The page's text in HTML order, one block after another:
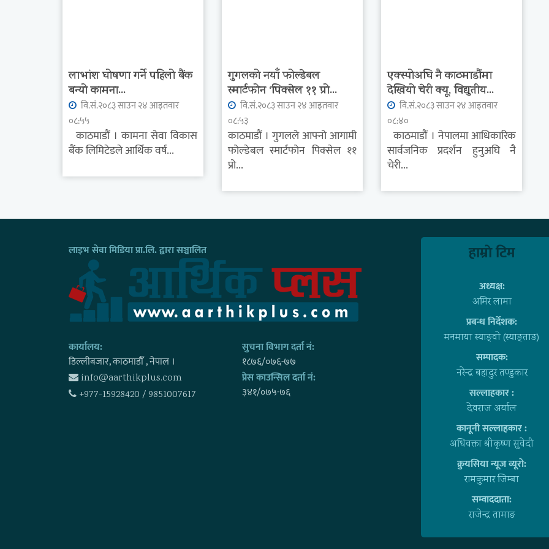
लाभांश घोषणा गर्ने पहिलो बैंक
बन्यो कामना...
वि.सं.२०८३ साउन २४ आइतवार
०८:५५
काठमाडौं । कामना सेवा विकास
बैंक लिमिटेडले आर्थिक वर्ष...
गुगलको नयाँ फोल्डेबल
स्मार्टफोन ‘पिक्सेल ११ प्रो...
वि.सं.२०८३ साउन २४ आइतवार
०८:५३
काठमाडौं । गुगलले आफ्नो आगामी
फोल्डेबल स्मार्टफोन पिक्सेल ११
प्रो...
एक्स्पोअघि नै काठमाडौंमा
देखियो चेरी क्यू, विद्युतीय...
वि.सं.२०८३ साउन २४ आइतवार
०८:४०
काठमाडौं । नेपालमा आधिकारिक
सार्वजनिक प्रदर्शन हुनुअघि नै
चेरी...
लाइभ सेवा मिडिया प्रा.लि. द्वारा सञ्चालित
कार्यालय:
डिल्लीबजार, काठमाडाैँ , नेपाल ।
info@aarthikplus.com
+977-15928420 / 9851007617
सुचना विभाग दर्ता नं:
१८७६/०७६-७७
प्रेस काउन्सिल दर्ता नं:
३४१/०७५-७६
हाम्राे टिम
अध्यक्ष:
अमिर लामा
प्रबन्ध निर्देशक:
मनमाया स्याङ्वाे (स्याङ्ताङ)
सम्पादक:
नरेन्द्र बहादुर तण्डुकार
सल्लाहकार :
देवराज अर्याल
कानूनी सल्लाहकार :
अधिवक्ता श्रीकृष्ण सुवेदी
क्रुयसिया न्यूज व्यूराे:
रामकुमार जिम्बा
सम्वाददाता:
राजेन्द्र तामाङ